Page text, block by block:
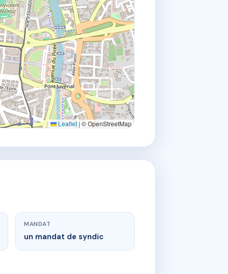
Leaflet | © OpenStreetMap
MANDAT
un mandat de syndic